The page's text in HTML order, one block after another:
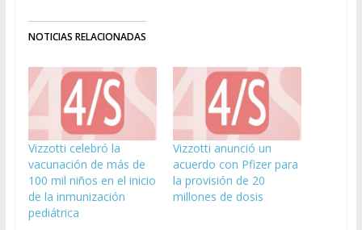
NOTICIAS RELACIONADAS
Vizzotti celebró la
vacunación de más de
100 mil niños en el inicio
de la inmunización
pediátrica
Vizzotti anunció un
acuerdo con Pfizer para
la provisión de 20
millones de dosis